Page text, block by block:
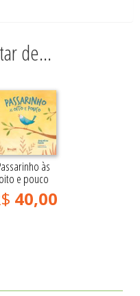
de…
às
oito e pouco
40,00